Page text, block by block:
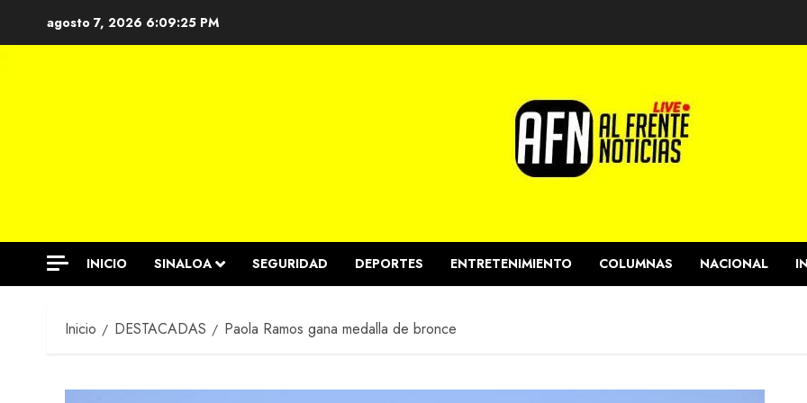
agosto 7, 2026 6:09:26 PM
INICIO SINALOA SEGURIDAD DEPORTES ENTRETENIMIENTO COLUMNAS NACIONAL
Inicio DESTACADAS Paola Ramos gana medalla de bronce